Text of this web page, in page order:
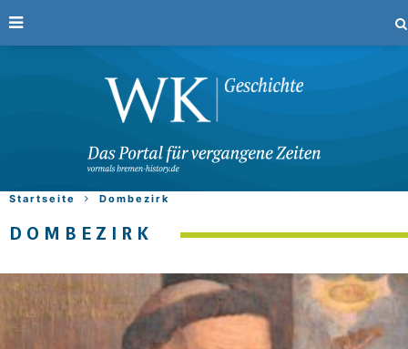
Startseite Dombezirk
DOMBEZIRK